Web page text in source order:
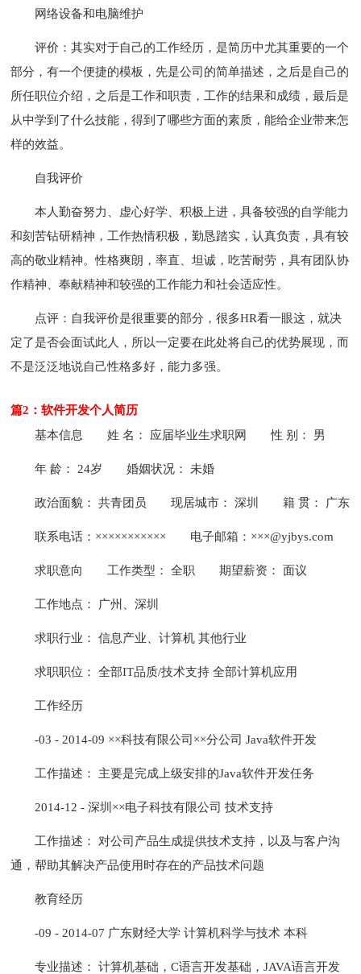
网络设备和电脑维护
评价：其实对于自己的工作经历，是简历中尤其重要的一个
部分，有一个便捷的模板，先是公司的简单描述，之后是自己的
所任职位介绍，之后是工作和职责，工作的结果和成绩，最后是
从中学到了什么技能，得到了哪些方面的素质，能给企业带来怎
样的效益。
自我评价
本人勤奋努力、虚心好学、积极上进，具备较强的自学能力
和刻苦钻研精神，工作热情积极，勤恳踏实，认真负责，具有较
高的敬业精神。性格爽朗，率直、坦诚，吃苦耐劳，具有团队协
作精神、奉献精神和较强的工作能力和社会适应性。
点评：自我评价是很重要的部分，很多HR看一眼这，就决
定了是否会面试此人，所以一定要在此处将自己的优势展现，而
不是泛泛地说自己性格多好，能力多强。
篇2：软件开发个人简历
基本信息
姓 名： 应届毕业生求职网 性 别： 男
年 龄： 24岁 婚姻状况： 未婚
政治面貌： 共青团员 现居城市： 深圳 籍 贯： 广东
联系电话：××××××××××× 电子邮箱：×××@yjbys.com
求职意向 工作类型： 全职 期望薪资： 面议
工作地点： 广州、深圳
求职行业： 信息产业、计算机 其他行业
求职职位： 全部IT品质/技术支持 全部计算机应用
工作经历
-03 - 2014-09 ××科技有限公司××分公司 Java软件开发
工作描述： 主要是完成上级安排的Java软件开发任务
2014-12 - 深圳××电子科技有限公司 技术支持
工作描述： 对公司产品生成提供技术支持，以及与客户沟
通，帮助其解决产品使用时存在的产品技术问题
教育经历
-09 - 2014-07 广东财经大学 计算机科学与技术 本科
专业描述： 计算机基础，C语言开发基础，JAVA语言开发